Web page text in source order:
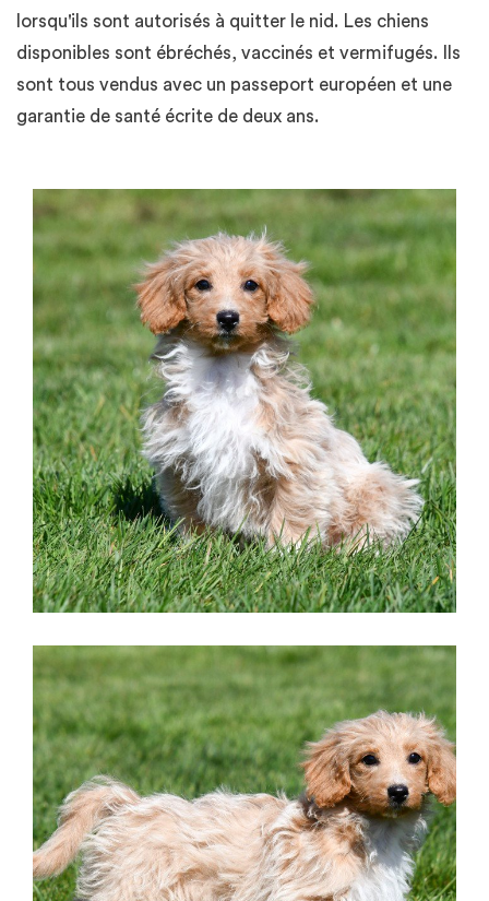
lorsqu'ils sont autorisés à quitter le nid. Les chiens
disponibles sont ébréchés, vaccinés et vermifugés. Ils
sont tous vendus avec un passeport européen et une
garantie de santé écrite de deux ans.